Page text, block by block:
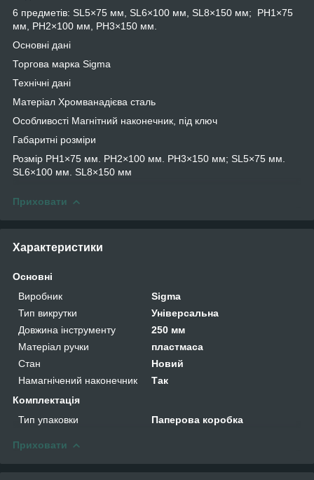
6 предметів: SL5×75 мм, SL6×100 мм, SL8×150 мм; PH1×75
мм, PH2×100 мм, PH3×150 мм.
Основні дані
Торгова марка Sigma
Технічні дані
Матеріал Хромванадієва сталь
Особливості Магнітний наконечник, під ключ
Габаритні розміри
Розмір РН1×75 мм. РН2×100 мм. РН3×150 мм; SL5×75 мм.
SL6×100 мм. SL8×150 мм
Приховати
Характеристики
Основні
Виробник
Sigma
Тип викрутки
Універсальна
Довжина інструменту
250 мм
Матеріал ручки
пластмаса
Стан
Новий
Намагнічений наконечник
Так
Комплектація
Тип упаковки
Паперова коробка
Приховати